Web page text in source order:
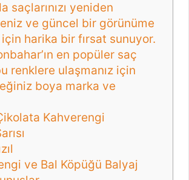
saçlarınızı yeniden
ve güncel bir görünüme
için harika bir fırsat sunuyor.
en popüler saç
renklere ulaşmanız için
boya marka ve
Kahverengi
ve Bal Köpüğü Balyaj